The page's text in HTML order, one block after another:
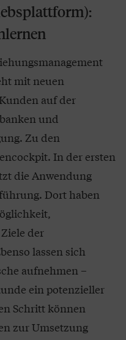
mit neuen
auf der
und
Zu den
In der ersten
die Anwendung
Dort haben
der
lassen sich
aufnehmen –
ein potenzieller
Schritt können
zur Umsetzung